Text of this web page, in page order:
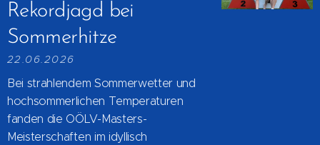
Rekordjagd bei
Sommerhitze
22.06.2026
Bei strahlendem Sommerwetter und
hochsommerlichen Temperaturen
fanden die OÖLV-Masters-
Meisterschaften im idyllisch